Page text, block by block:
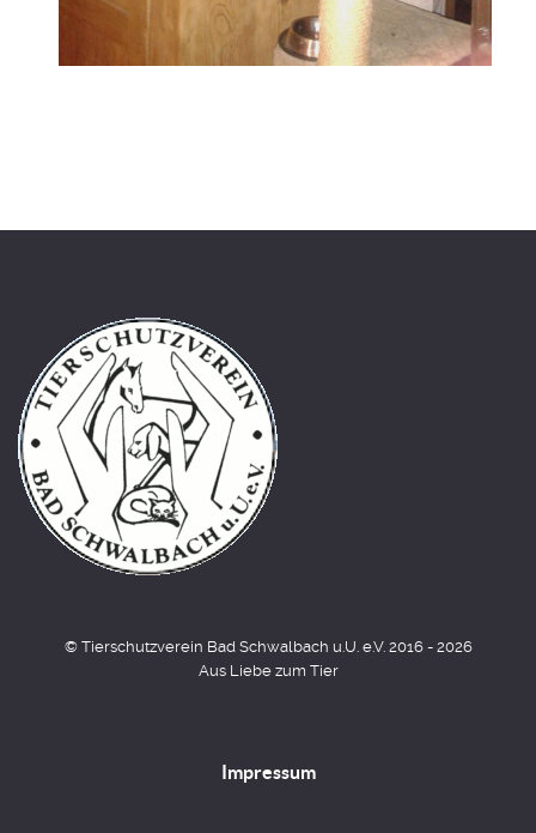
© Tierschutzverein Bad Schwalbach u.U. e.V. 2016 - 2026
Aus Liebe zum Tier
Impressum